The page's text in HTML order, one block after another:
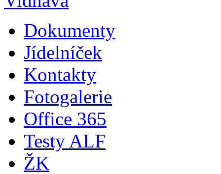
Dokumenty
Jídelníček
Kontakty
Fotogalerie
Office 365
Testy ALF
ŽK